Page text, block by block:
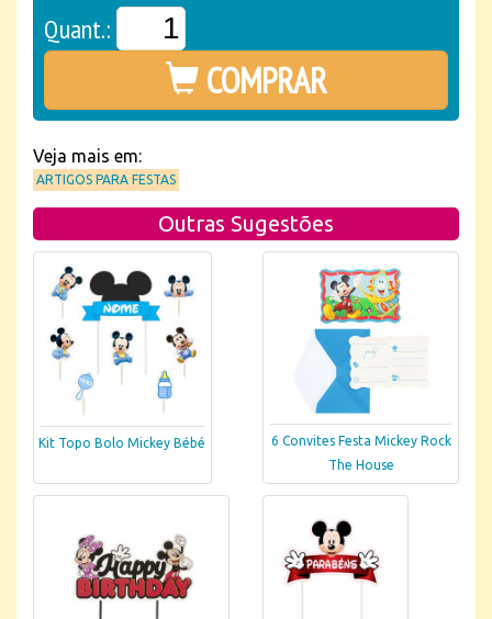
Quant.:
COMPRAR
Veja mais em:
ARTIGOS PARA FESTAS
Outras Sugestões
Kit Topo Bolo Mickey Bébé
6 Convites Festa Mickey Rock
The House